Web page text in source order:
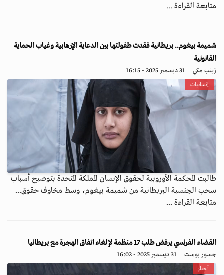
متابعة القراءة ...
شميمة بيغوم.. بريطانية فقدت طفولتها بين الدعاية الإرهابية وغياب الحماية
القانونية
زينب مكي 31 ديسمبر 2025 - 16:15
إنسانيات
طالبت المحكمة الأوروبية لحقوق الإنسان المملكة المتحدة بتوضيح أسباب
سحب الجنسية البريطانية من شميمة بيغوم، وسط مخاوف حقوق...
متابعة القراءة ...
القضاء الفرنسي يرفض طلب 17 منظمة لإلغاء اتفاق الهجرة مع بريطانيا
جسور بوست 31 ديسمبر 2025 - 16:02
أخبار